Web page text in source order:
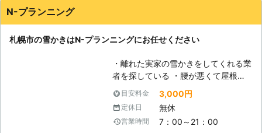
N-プランニング
札幌市の雪かきはN-プランニングにお任せください
・離れた実家の雪かきをしてくれる業
者を探している ・腰が悪くて屋根の
雪下ろしがむずかしいけど、頼れる人
が身近にいない ・雪の量が多いので
排雪作業までして欲しい このような
ご要望ならN-プランニングの雪か
目安料金 3,000円
定休日 無休
営業時間 7：00～21：00